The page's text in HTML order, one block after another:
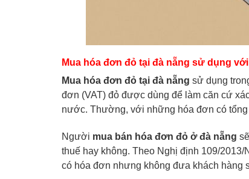
Mua hóa đơn đỏ tại đà nẵng sử dụng
Mua hóa đơn đỏ tại đà nẵng sử dụng
đơn (VAT) đỏ được dùng để làm căn cứ
nước. Thường, với những hóa đơn có
Người mua bán hóa đơn đỏ ở đà nẵng
thuế hay không. Theo Nghị định 109/
có hóa đơn nhưng không đưa khách hàng